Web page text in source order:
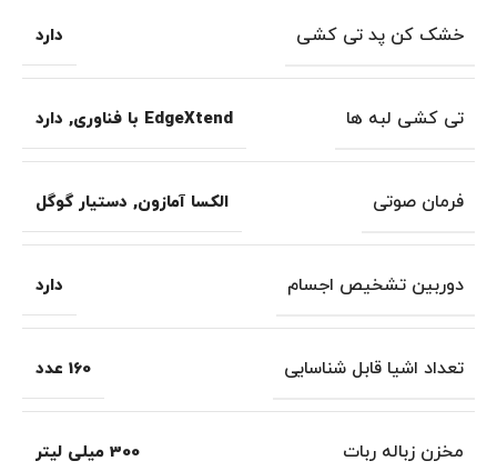
خشک کن پد تی کشی دارد
تی کشی لبه ها EdgeXtend با فناوری , دارد
فرمان صوتی الکسا آمازون, دستیار گوگل
دوربین تشخیص اجسام دارد
تعداد اشیا قابل شناسایی 160 عدد
مخزن زباله ربات 300 میلی لیتر